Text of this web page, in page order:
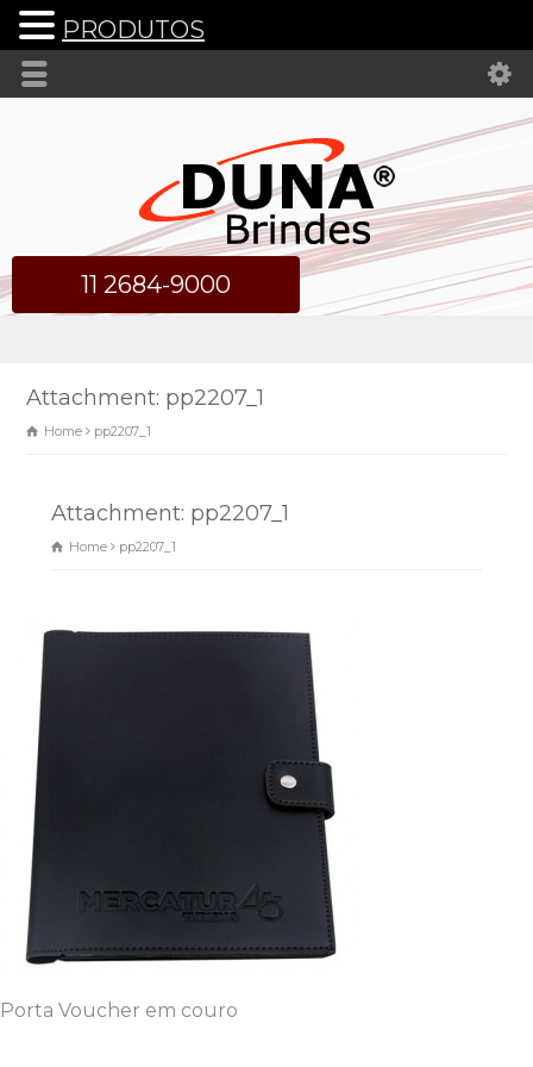
11 2684-9000
Attachment: pp2207_1
Home pp2207_1
Attachment: pp2207_1
Home pp2207_1
Porta Voucher em couro
Dunas Brindes
Normalmente responde em
minutos
PRODUTOS